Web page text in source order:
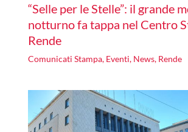
“Selle per le Stelle”: il grande
notturno fa tappa nel Centro
Rende
Comunicati Stampa, Eventi, News, Rende